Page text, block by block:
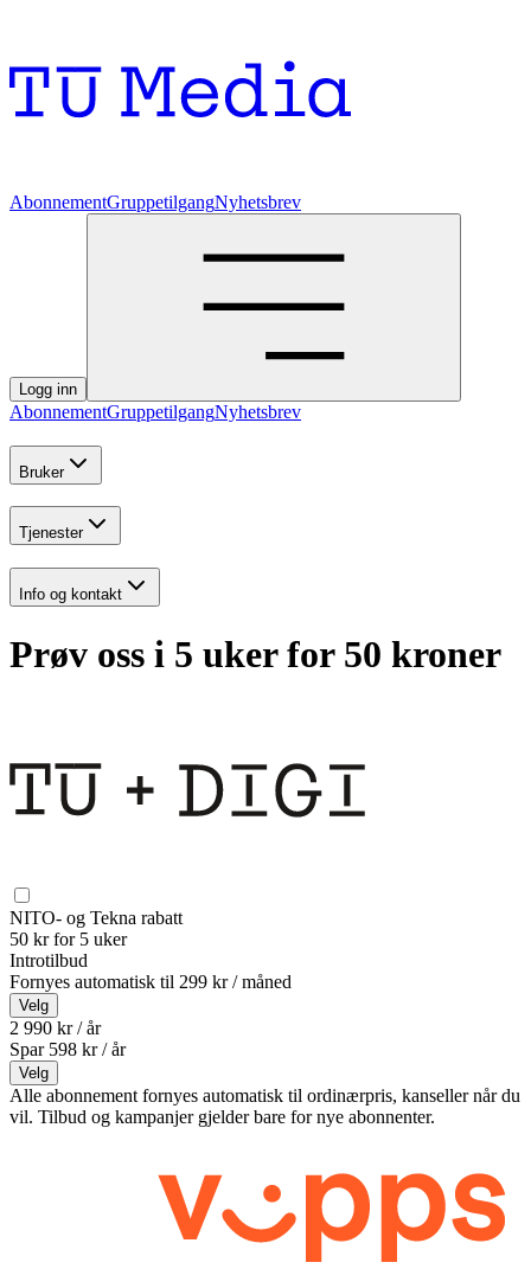
AbonnementGruppetilgangNyhetsbrev
Logg inn
AbonnementGruppetilgangNyhetsbrev
Bruker
Tjenester
Info og kontakt
Prøv oss i 5 uker for 50 kroner
NITO- og Tekna rabatt
50 kr for 5 uker
Introtilbud
Fornyes automatisk til 299 kr / måned
Velg
2 990 kr / år
Spar 598 kr /år
Velg
Alle abonnement fornyes automatisk til ordinærpris, kanseller når du
vil. Tilbud og kampanjer gjelder bare for nye abonnenter.